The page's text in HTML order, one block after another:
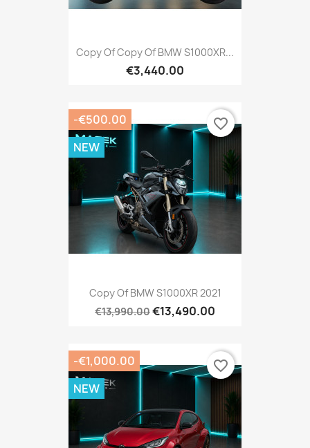
Copy Of Copy Of BMW S1000XR...
€3,440.00
Copy Of BMW S1000XR 2021
€13,990.00€13,490.00
-€500.00
NEW
favorite_border
-€1,000.00
NEW
favorite_border